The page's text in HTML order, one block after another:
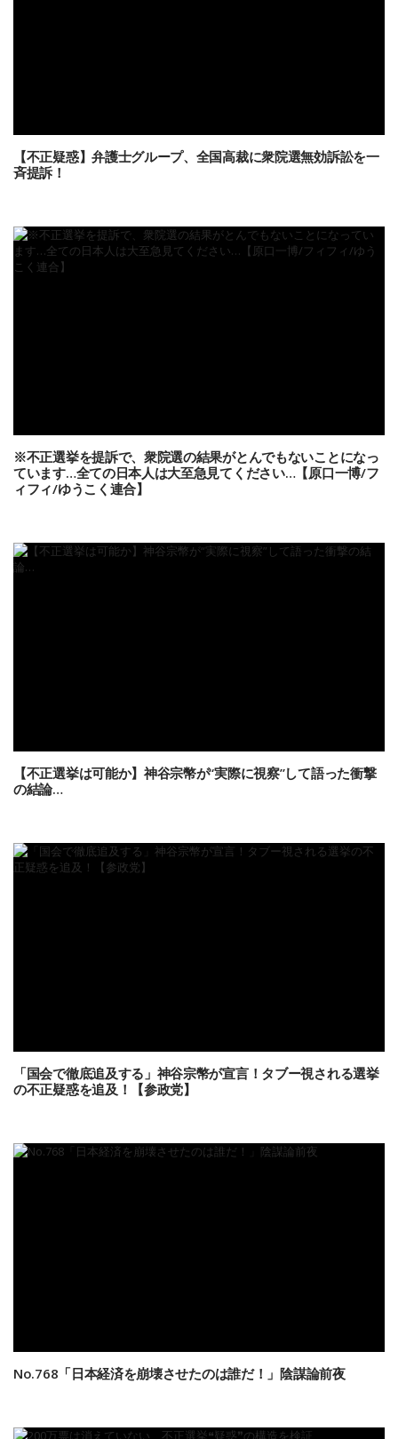
【不正疑惑】弁護士グループ、全国高裁に衆院選無効訴訟を一
斉提訴！
※不正選挙を提訴で、衆院選の結果がとんでもないことになっ
ています…全ての日本人は大至急見てください…【原口一博/フ
ィフィ/ゆうこく連合】
【不正選挙は可能か】神谷宗幣が“実際に視察”して語った衝撃
の結論…
「国会で徹底追及する」神谷宗幣が宣言！タブー視される選挙
の不正疑惑を追及！【参政党】
No.768「日本経済を崩壊させたのは誰だ！」陰謀論前夜